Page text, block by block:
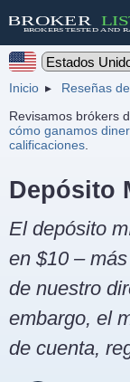
Inicio Reseñas
Revisamos brókers
cómo ganamos
calificaciones
Depósito
El depósito
en $10 –
de nuestro
embargo, el
de cuenta,